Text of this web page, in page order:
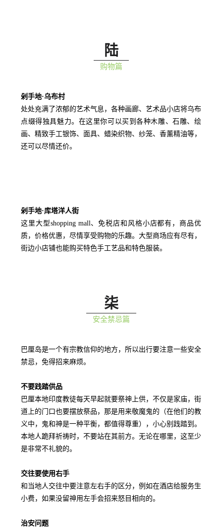
陆
购物篇
剁手地·乌布村
处处充满了浓郁的艺术气息，各种画廊、艺术品小店将乌布
点缀得独具魅力。在这里你可以买到各种木雕、石雕、绘
画、精致手工银饰、面具、蜡染织物、纱笼、香薰精油等，
还可以尽情还价。
剁手地·库塔洋人街
这里大型shopping mall、免税店和风格小店都有，商品优
质，价格优惠，尽情享受购物的乐趣。大型商场应有尽有，
街边小店铺也能购买特色手工艺品和特色服装。
柒
安全禁忌篇
巴厘岛是一个有宗教信仰的地方，所以出行要注意一些安全
禁忌，免得招来麻烦。
不要践踏供品
巴厘本地印度教徒每天早起就要祭神上供，不仅是家庙，街
道上的门口也要摆放祭品，那是用来敬魔鬼的（在他们的教
义中，鬼和神是一种平衡，都值得尊重），小心别践踏到。
本地人跪拜祈祷时，不要站在其前方。无论在哪里，这至少
是非常不礼貌的。
交往要使用右手
和当地人交往中要注意左右手的区分，例如在酒店给服务生
小费，如果没留神用左手会招来怒目相向的。
治安问题